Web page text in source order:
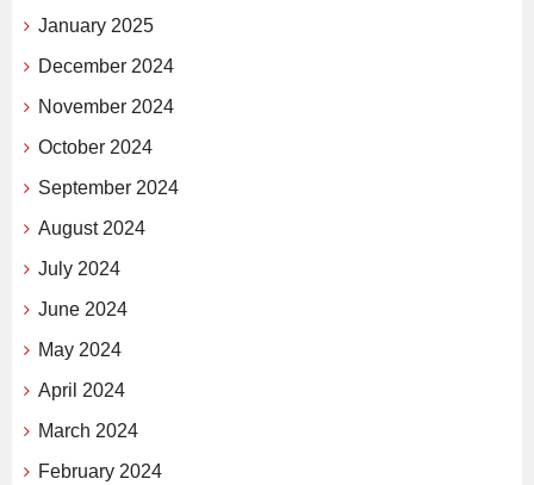
January 2025
December 2024
November 2024
October 2024
September 2024
August 2024
July 2024
June 2024
May 2024
April 2024
March 2024
February 2024